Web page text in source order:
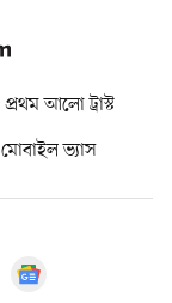
প্রথম আলো ট্রাস্ট
মোবাইল ভ্যাস